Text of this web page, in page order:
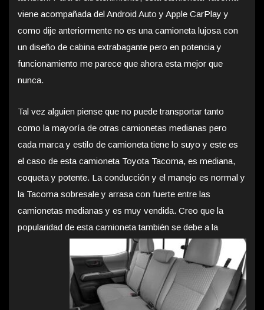
viene acompañada del Android Auto y Apple CarPlay y
como dije anteriormente no es una camioneta lujosa con
un diseño de cabina extrabagante pero en potencia y
funcionamiento me parece que ahora esta mejor que
nunca.
Tal vez alguien piense que no puede transportar tanto
como la mayoría de otras camionetas medianas pero
cada marca y estilo de camioneta tiene lo suyo y este es
el caso de esta camioneta Toyota Tacoma, es mediana,
coqueta y potente. La conducción y el manejo es normal y
la Tacoma sobresale y arrasa con fuerte entre las
camionetas medianas y es muy vendida. Creo que la
popularidad de esta camioneta también se debe a la